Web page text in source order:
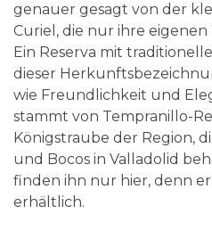
genauer gesagt von der
Curiel, die nur ihre
Ein Reserva mit
dieser
wie Freundlichkeit und
stammt von Tempranillo-
Königstraube der Region,
und Bocos in Valladolid
finden ihn nur hier, denn
erhältlich.